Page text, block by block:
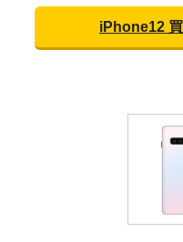
iPhone12